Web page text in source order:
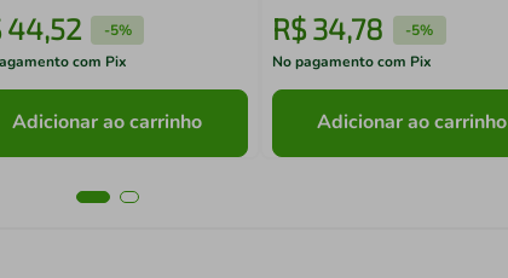
44,52 -5%
com Pix
Adicionar ao carrinho
R$ 34,78 -5%
No pagamento com Pix
Adicionar ao carrinho